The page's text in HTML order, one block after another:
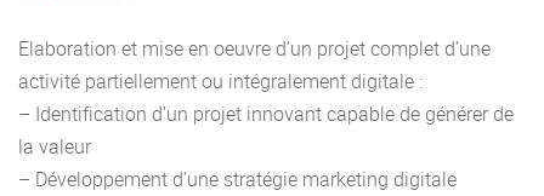
Elaboration et mise en oeuvre d’un projet complet d’une
activité partiellement ou intégralement digitale :
– Identification d’un projet innovant capable de générer de
la valeur
– Développement d’une stratégie marketing digitale